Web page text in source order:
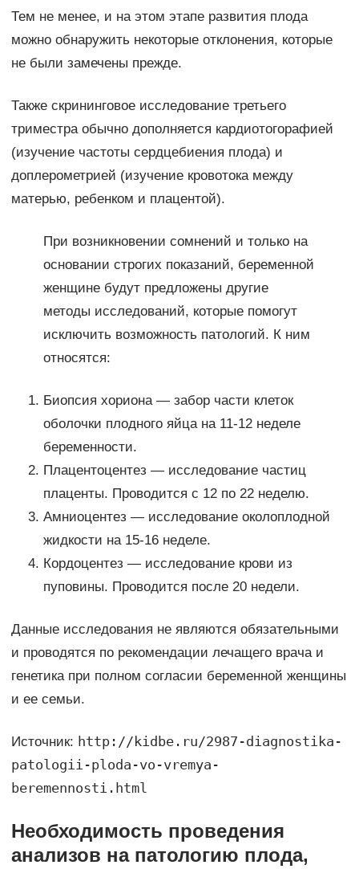
Тем не менее, и на этом этапе развития плода
можно обнаружить некоторые отклонения, которые
не были замечены прежде.
Также скрининговое исследование третьего
триместра обычно дополняется кардиотогорафией
(изучение частоты сердцебиения плода) и
доплерометрией (изучение кровотока между
матерью, ребенком и плацентой).
При возникновении сомнений и только на
основании строгих показаний, беременной
женщине будут предложены другие
методы исследований, которые помогут
исключить возможность патологий. К ним
относятся:
Биопсия хориона — забор части клеток
оболочки плодного яйца на 11-12 неделе
беременности.
Плацентоцентез — исследование частиц
плаценты. Проводится с 12 по 22 неделю.
Амниоцентез — исследование околоплодной
жидкости на 15-16 неделе.
Кордоцентез — исследование крови из
пуповины. Проводится после 20 недели.
Данные исследования не являются обязательными
и проводятся по рекомендации лечащего врача и
генетика при полном согласии беременной женщины
и ее семьи.
Источник: http://kidbe.ru/2987-diagnostika-
patologii-ploda-vo-vremya-
beremennosti.html
Необходимость проведения
анализов на патологию плода,